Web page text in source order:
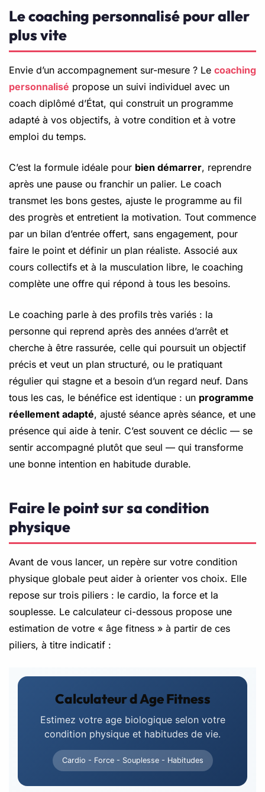
Le coaching personnalisé pour aller
plus vite
Envie d’un accompagnement sur-mesure ? Le coaching
personnalisé propose un suivi individuel avec un
coach diplômé d’État, qui construit un programme
adapté à vos objectifs, à votre condition et à votre
emploi du temps.
C’est la formule idéale pour bien démarrer, reprendre
après une pause ou franchir un palier. Le coach
transmet les bons gestes, ajuste le programme au fil
des progrès et entretient la motivation. Tout commence
par un bilan d’entrée offert, sans engagement, pour
faire le point et définir un plan réaliste. Associé aux
cours collectifs et à la musculation libre, le coaching
complète une offre qui répond à tous les besoins.
Le coaching parle à des profils très variés : la
personne qui reprend après des années d’arrêt et
cherche à être rassurée, celle qui poursuit un objectif
précis et veut un plan structuré, ou le pratiquant
régulier qui stagne et a besoin d’un regard neuf. Dans
tous les cas, le bénéfice est identique : un programme
réellement adapté, ajusté séance après séance, et une
présence qui aide à tenir. C’est souvent ce déclic — se
sentir accompagné plutôt que seul — qui transforme
une bonne intention en habitude durable.
Faire le point sur sa condition
physique
Avant de vous lancer, un repère sur votre condition
physique globale peut aider à orienter vos choix. Elle
repose sur trois piliers : le cardio, la force et la
souplesse. Le calculateur ci-dessous propose une
estimation de votre « âge fitness » à partir de ces
piliers, à titre indicatif :
Calculateur d Age Fitness
Estimez votre age biologique selon votre
condition physique et habitudes de vie.
Cardio - Force - Souplesse - Habitudes